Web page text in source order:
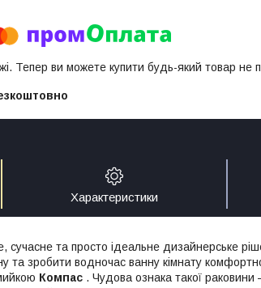
Тепер ви можете купити будь-який товар не
Характеристики
сучасне та просто ідеальне дизайнерське
та зробити водночас ванну кімнату
Компас . Чудова ознака такої